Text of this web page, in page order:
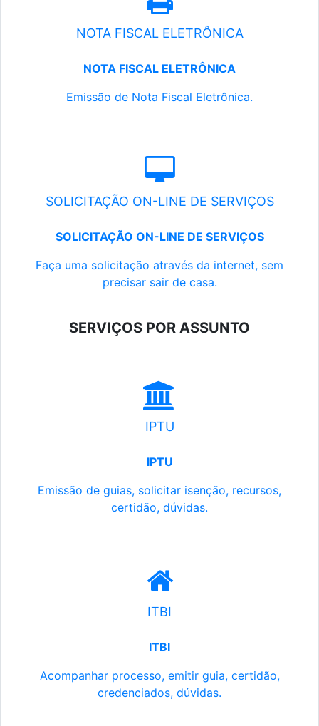
NOTA FISCAL ELETRÔNICA
NOTA FISCAL ELETRÔNICA
Emissão de Nota Fiscal Eletrônica.
SOLICITAÇÃO ON-LINE DE SERVIÇOS
SOLICITAÇÃO ON-LINE DE SERVIÇOS
Faça uma solicitação através da internet, sem
precisar sair de casa.
SERVIÇOS POR ASSUNTO
IPTU
IPTU
Emissão de guias, solicitar isenção, recursos,
certidão, dúvidas.
ITBI
ITBI
Acompanhar processo, emitir guia, certidão,
credenciados, dúvidas.